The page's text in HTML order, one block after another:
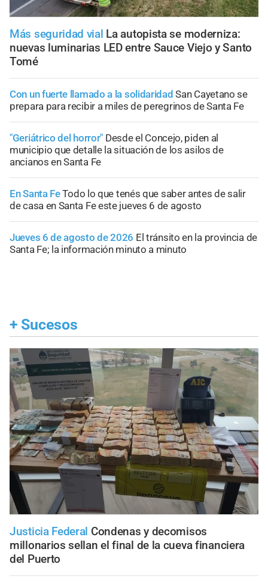
Más seguridad vial La autopista se moderniza:
nuevas luminarias LED entre Sauce Viejo y Santo
Tomé
Con un fuerte llamado a la solidaridad San Cayetano se
prepara para recibir a miles de peregrinos de Santa Fe
"Geriátrico del horror" Desde el Concejo, piden al
municipio que detalle la situación de los asilos de
ancianos en Santa Fe
En Santa FeTodo lo que tenés que saber antes de salir
de casa en Santa Fe este jueves 6 de agosto
Jueves 6 de agosto de 2026 El tránsito en la provincia de
Santa Fe; la información minuto a minuto
+ Sucesos
Justicia Federal Condenas y decomisos
millonarios sellan el final de la cueva financiera
del Puerto